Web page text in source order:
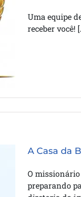
Uma equipe
receber você!
A Casa da
O
preparando